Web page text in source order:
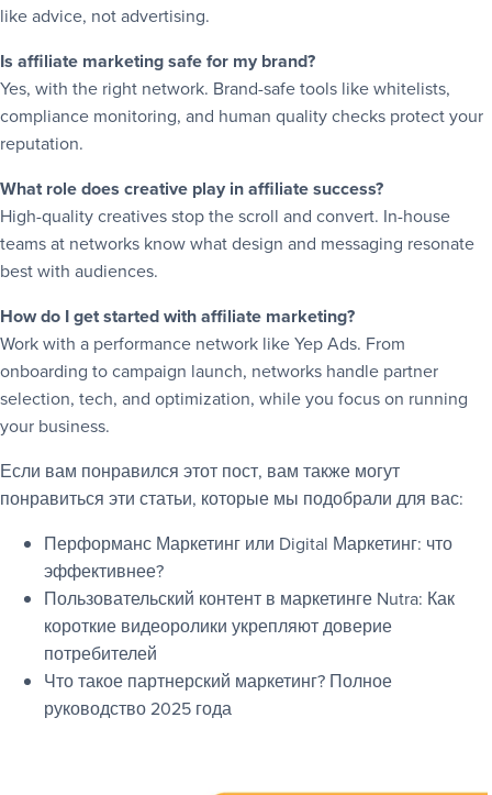
like advice, not advertising.
Is affiliate marketing safe for my brand?
Yes, with the right network. Brand-safe tools like whitelists,
compliance monitoring, and human quality checks protect your
reputation.
What role does creative play in affiliate success?
High-quality creatives stop the scroll and convert. In-house
teams at networks know what design and messaging resonate
best with audiences.
How do I get started with affiliate marketing?
Work with a performance network like Yep Ads. From
onboarding to campaign launch, networks handle partner
selection, tech, and optimization, while you focus on running
your business.
Если вам понравился этот пост, вам также могут
понравиться эти статьи, которые мы подобрали для вас:
Перформанс Маркетинг или Digital Маркетинг: что
эффективнее?
Пользовательский контент в маркетинге Nutra: Как
короткие видеоролики укрепляют доверие
потребителей
Что такое партнерский маркетинг? Полное
руководство 2025 года